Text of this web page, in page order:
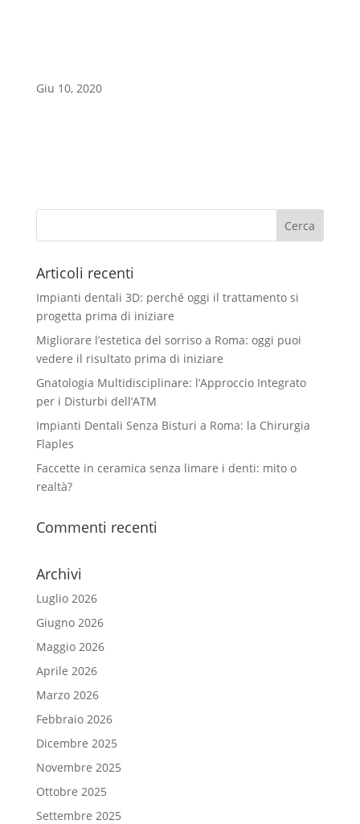
Giu 10, 2020
Articoli recenti
Impianti dentali 3D: perché oggi il trattamento si
progetta prima di iniziare
Migliorare l’estetica del sorriso a Roma: oggi puoi
vedere il risultato prima di iniziare
Gnatologia Multidisciplinare: l’Approccio Integrato
per i Disturbi dell’ATM
Impianti Dentali Senza Bisturi a Roma: la Chirurgia
Flaples
Faccette in ceramica senza limare i denti: mito o
realtà?
Commenti recenti
Archivi
Luglio 2026
Giugno 2026
Maggio 2026
Aprile 2026
Marzo 2026
Febbraio 2026
Dicembre 2025
Novembre 2025
Ottobre 2025
Settembre 2025